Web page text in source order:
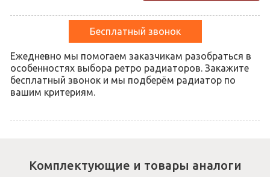
Бесплатный звонок
Ежедневно мы помогаем заказчикам разобраться в
особенностях выбора ретро радиаторов. Закажите
бесплатный звонок и мы подберём радиатор по
вашим критериям.
Комплектующие и товары аналоги